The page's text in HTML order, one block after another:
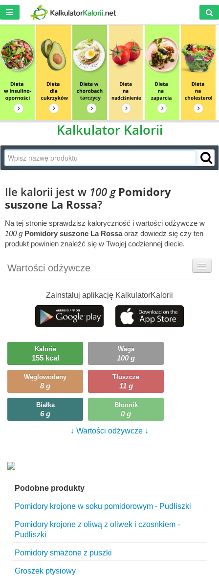
Kalkulator Kalorii
Ile kalorii jest w 100 g Pomidory
suszone La Rossa?
Na tej stronie sprawdzisz kaloryczność i wartości odżywcze w
100 g Pomidory suszone La Rossaoraz dowiedz się czy ten
produkt powinien znaleźć się w Twojej codziennej diecie.
Wartości odżywcze
Szczegółówe informacje
Ciekawostki
Ile możesz zjeść?
Zainstaluj aplikację KalkulatorKalorii
Kalorie
155 kcal
Waga
100 g
Węglowodany
8 g
Tłuszcze
11 g
Białka
6 g
Błonnik
0 g
↓ Wartości odżywcze ↓
Podobne produkty
Pomidory krojone w soku pomidorowym - Pudliszki
Pomidory krojone z oliwą z oliwek i czosnkiem -
Pudliszki
Pomidory smażone z puszki
Groszek ptysiowy